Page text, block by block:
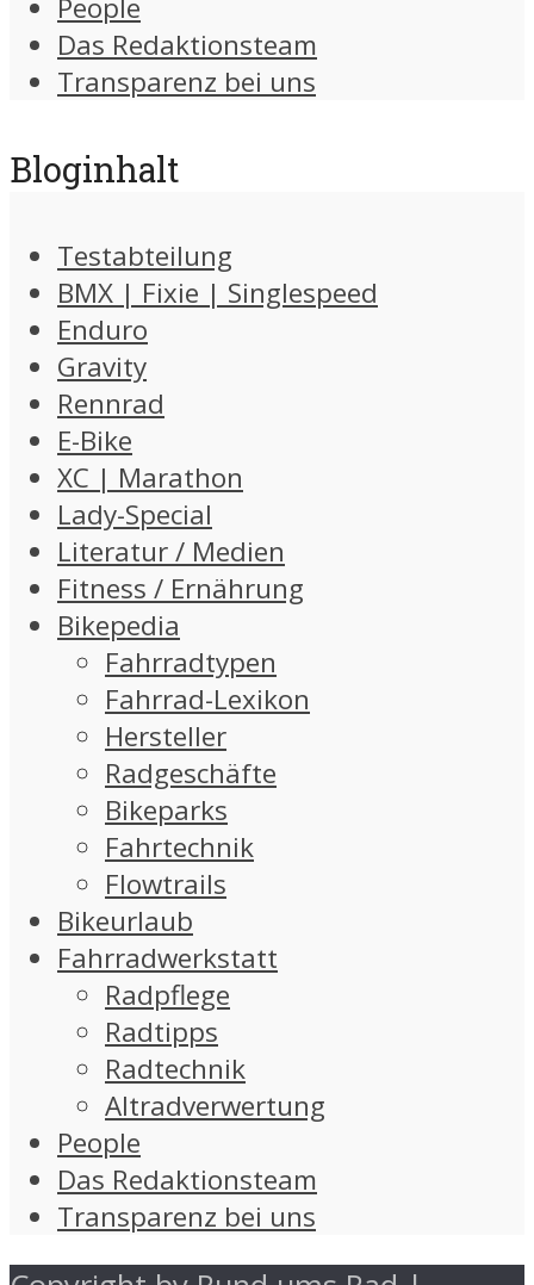
People
Das Redaktionsteam
Transparenz bei uns
Bloginhalt
Testabteilung
BMX | Fixie | Singlespeed
Enduro
Gravity
Rennrad
E-Bike
XC | Marathon
Lady-Special
Literatur / Medien
Fitness / Ernährung
Bikepedia
Fahrradtypen
Fahrrad-Lexikon
Hersteller
Radgeschäfte
Bikeparks
Fahrtechnik
Flowtrails
Bikeurlaub
Fahrradwerkstatt
Radpflege
Radtipps
Radtechnik
Altradverwertung
People
Das Redaktionsteam
Transparenz bei uns